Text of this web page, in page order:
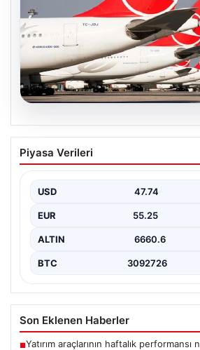
Psikolojiye Göre Sürekli
Kişilerin Önemli Ortak
ifadesini kullanmak, ilk bakışta
nezaket kuralı…
Piyasa Verileri
USD 47.74
EUR 55.25
ALTIN 6660.6
BTC 3092726
Son Eklenen Haberler
■Yatırım araçlarının haftalık performansı